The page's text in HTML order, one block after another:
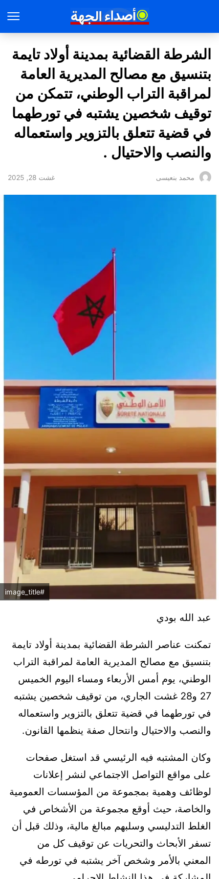
الشرطة القضائية بمدينة أولاد تايمة
بتنسيق مع مصالح المديرية العامة
لمراقبة التراب الوطني، تتمكن من
توقيف شخصين يشتبه في تورطهما
في قضية تتعلق بالتزوير واستعماله
والنصب والاحتيال .
محمد بنعيسى غشت 28, 2025
#image_title
عبد الله بودي
تمكنت عناصر الشرطة القضائية بمدينة أولاد تايمة
بتنسيق مع مصالح المديرية العامة لمراقبة التراب
الوطني، يوم أمس الأربعاء ومساء اليوم الخميس
27 و28 غشت الجاري، من توقيف شخصين يشتبه
في تورطهما في قضية تتعلق بالتزوير واستعماله
والنصب والاحتيال وانتحال صفة ينظمها القانون.
وكان المشتبه فيه الرئيسي قد استغل صفحات
على مواقع التواصل الاجتماعي لنشر إعلانات
لوظائف وهمية بمجموعة من المؤسسات العمومية
والخاصة، حيث أوقع مجموعة من الأشخاص في
الغلط التدليسي وسلبهم مبالغ مالية، وذلك قبل أن
تسفر الأبحاث والتحريات عن توقيف كل من
المعني بالأمر وشخص آخر يشتبه في تورطه في